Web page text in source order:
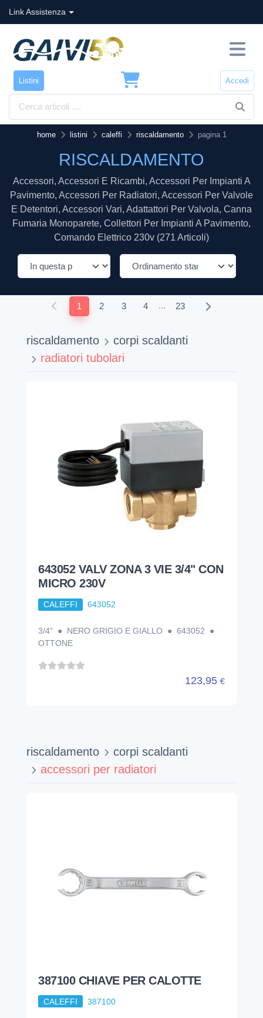
Link Assistenza
Listini Accedi
home listini caleffi riscaldamento pagina 1
RISCALDAMENTO
Accessori, Accessori E Ricambi, Accessori Per Impianti A
Pavimento, Accessori Per Radiatori, Accessori Per Valvole
E Detentori, Accessori Vari, Adattattori Per Valvola, Canna
Fumaria Monoparete, Collettori Per Impianti A Pavimento,
Comando Elettrico 230v (271 Articoli)
1 2 3 4 ... 23
riscaldamento
corpi scaldanti
radiatori tubolari
643052 VALV ZONA 3 VIE 3/4" CON
MICRO 230V
CALEFFI 643052
3/4” ● NERO GRIGIO E GIALLO ● 643052 ●
OTTONE
123,95 €
riscaldamento
corpi scaldanti
accessori per radiatori
387100 CHIAVE PER CALOTTE
CALEFFI 387100